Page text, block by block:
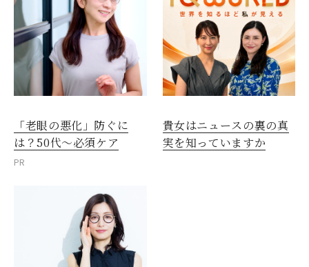
「老眼の悪化」防ぐに
は？50代～必須ケア
PR
貴女はニュースの裏の真
実を知っていますか